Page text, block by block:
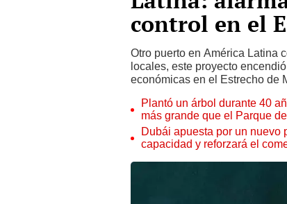
control en el
Otro puerto en América Latina
locales, este proyecto
económicas en el Estrecho de
Plantó un árbol durante 40
más grande que el Parque
Dubái apuesta por un nuevo
capacidad y reforzará el